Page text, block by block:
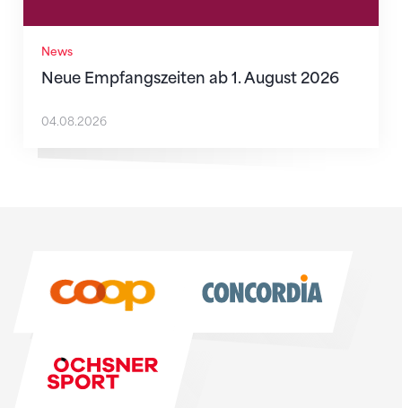
News
Neue Empfangszeiten ab 1. August 2026
04.08.2026